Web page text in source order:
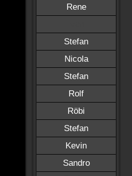
Rene
Stefan
Nicola
Stefan
Rolf
Röbi
Stefan
Kevin
Sandro